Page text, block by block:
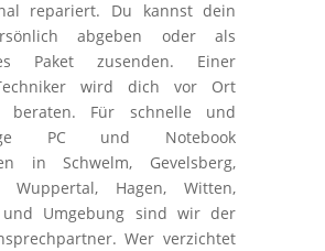
repariert. Du kannst dein
abgeben oder als
Paket zusenden. Einer
wird dich vor Ort
beraten. Für schnelle und
PC und Notebook
in Schwelm, Gevelsberg,
Wuppertal, Hagen, Witten,
und Umgebung sind wir der
Wer verzichtet